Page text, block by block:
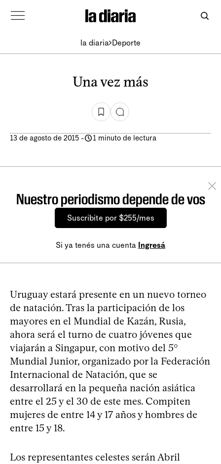
la diaria Deporte
Una vez más
13 de agosto de 2015 - 1 minuto de lectura
Nuestro periodismo depende de vos
Suscribite por $255/mes
Si ya tenés una cuenta Ingresá
Uruguay estará presente en un nuevo torneo
de natación. Tras la participación de los
mayores en el Mundial de Kazán, Rusia,
ahora será el turno de cuatro jóvenes que
viajarán a Singapur, con motivo del 5°
Mundial Junior, organizado por la Federación
Internacional de Natación, que se
desarrollará en la pequeña nación asiática
entre el 25 y el 30 de este mes. Compiten
mujeres de entre 14 y 17 años y hombres de
entre 15 y 18.
Los representantes celestes serán Abril